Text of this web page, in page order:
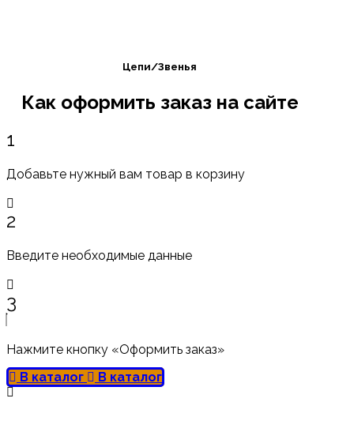
Цепи/Звенья
Как оформить заказ на сайте
1
Добавьте нужный вам товар в корзину
2
Введите необходимые данные
3
Нажмите кнопку «Оформить заказ»
В каталог
В каталог